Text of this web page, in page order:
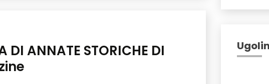
DI ANNATE STORICHE DI